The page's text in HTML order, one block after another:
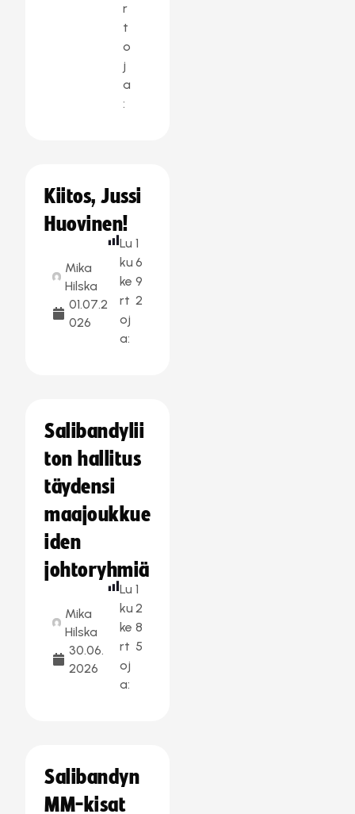
r
t
o
j
a
:
Kiitos, Jussi
Huovinen!
Mika
Hilska
01.07.2
026
Lu
ku
ke
rt
oj
a:
1
6
9
2
Salibandylii
ton hallitus
täydensi
maajoukkue
iden
johtoryhmiä
Mika
Hilska
30.06.
2026
Lu
ku
ke
rt
oj
a:
1
2
8
5
Salibandyn
MM-kisat